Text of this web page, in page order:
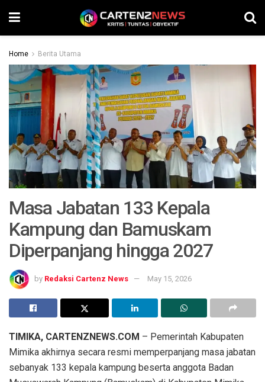
Home Berita Utama
Masa Jabatan 133 Kepala
Kampung dan Bamuskam
Diperpanjang hingga 2027
by Redaksi Cartenz News May 15, 2026
TIMIKA, CARTENZNEWS.COM – Pemerintah Kabupaten
Mimika akhirnya secara resmi memperpanjang masa jabatan
sebanyak 133 kepala kampung beserta anggota Badan